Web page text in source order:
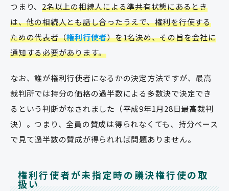
つまり、 2名以上の相続人による準共有状態にあるとき
は、他の相続人とも話し合ったうえで、権利を行使する
ための代表者（権利行使者）を1名決め、その旨を会社に
通知する必要があります。
なお、誰が権利行使者になるかの決定方法ですが、最高
裁判所では持分の価格の過半数による多数決で決定でき
るという判断がなされました（平成9年1月28日最高裁判
決）。つまり、全員の賛成は得られなくても、持分ベース
で見て過半数の賛成が得られれば問題ありません。
権利行使者が未指定時の議決権行使の取
扱い